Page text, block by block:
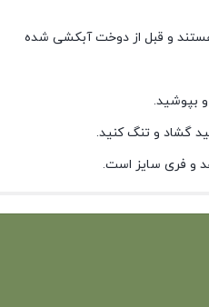
و قبل از دوخت آبکشی شده
بپوشید.
گشاد و تنگ کنید.